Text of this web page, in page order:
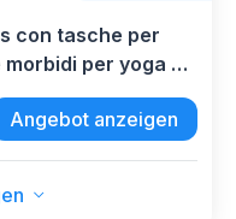
con tasche per
per yoga e
Angebot anzeigen